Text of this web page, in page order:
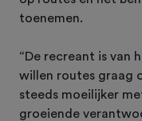
toenemen.
“De recreant is van
willen routes graag
steeds moeilijker
groeiende